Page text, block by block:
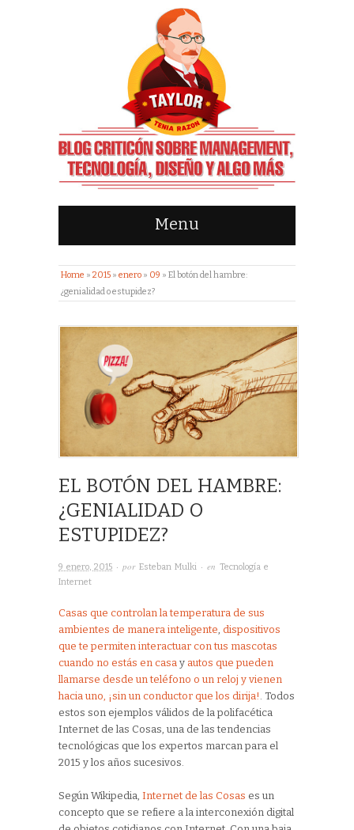
Menu
Home » 2015 » enero » 09 » El botón del hambre:
¿genialidad o estupidez?
EL BOTÓN DEL HAMBRE:
¿GENIALIDAD O
ESTUPIDEZ?
9 enero, 2015 · por Esteban Mulki · en Tecnología e
Internet
Casas que controlan la temperatura de sus
ambientes de manera inteligente dispositivos
que te permiten interactuar con tus mascotas
cuando no estás en casa y autos que pueden
llamarse desde un teléfono o un reloj y vienen
hacia uno, ¡sin un conductor que los dirija! . Todos
estos son ejemplos válidos de la polifacética
Internet de las Cosas, una de las tendencias
tecnológicas que los expertos marcan para el
2015 y los años sucesivos.
Según Wikipedia, Internet de las Cosas es un
concepto que se refiere a la interconexión digital